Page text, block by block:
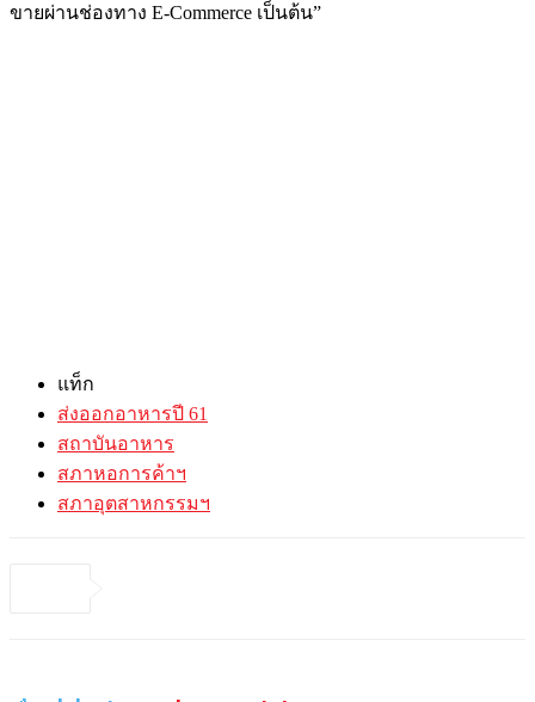
ขายผ่านช่องทาง E-Commerce เป็นต้น”
แท็ก
ส่งออกอาหารปี 61
สถาบันอาหาร
สภาหอการค้าฯ
สภาอุตสาหกรรมฯ